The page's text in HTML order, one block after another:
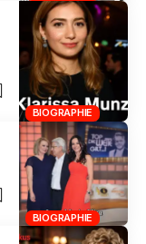
BIOGRAPHIE
BIOGRAPHIE